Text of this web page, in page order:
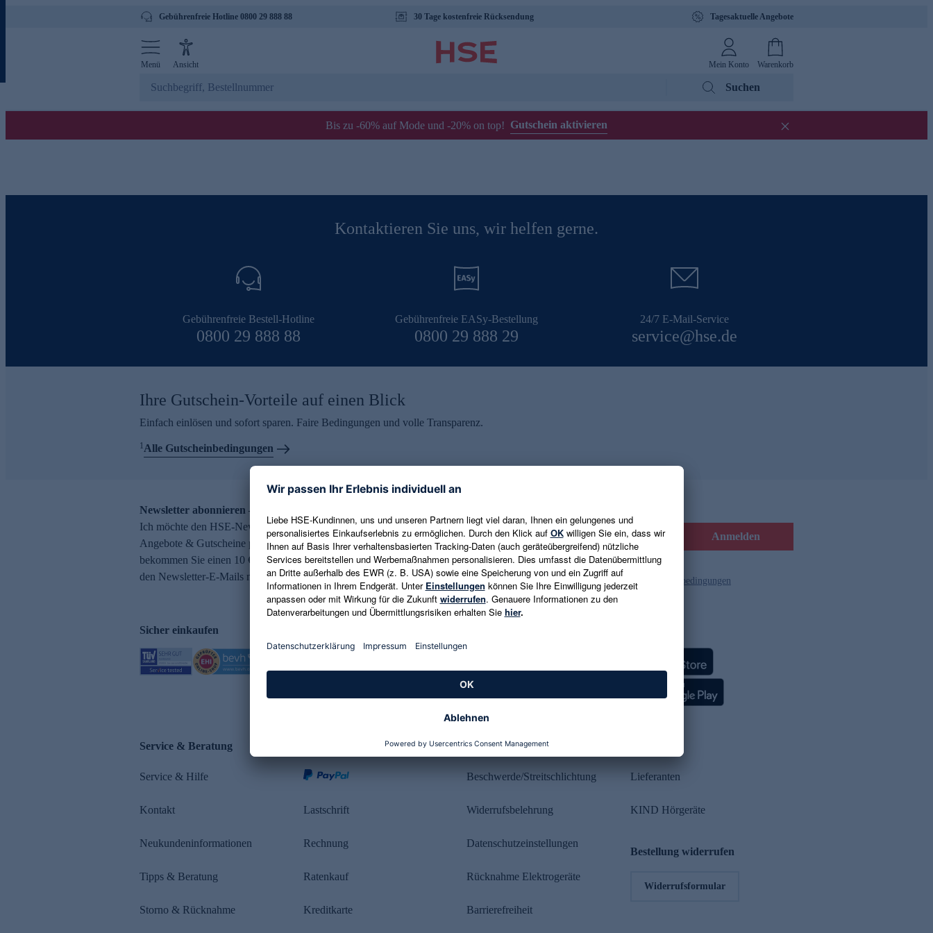
Gebührenfreie Hotline 0800 29 888 88 30 Tage kostenfreie Rücksendung Tagesaktuelle Angebote
Menü Ansicht Mein Konto Warenkorb
Suchen
Bis zu -60% auf Mode und -20% on top! Gutschein aktivieren
Kontaktieren Sie uns, wir helfen gerne.
Gebührenfreie Bestell-Hotline
0800 29 888 88
Gebührenfreie EASy-Bestellung
0800 29 888 29
24/7 E-Mail-Service
service@hse.de
Ihre Gutschein-Vorteile auf einen Blick
Einfach einlösen und sofort sparen. Faire Bedingungen und volle Transparenz.
1Alle Gutscheinbedingungen
Newsletter abonnieren – 10 € Gutschein erhalten
Ich möchte den HSE-Newsletter abonnieren und aktuelle Trends,
Angebote & Gutscheine per E-Mail erhalten. Als Dankeschön
bekommen Sie einen 10 € Gutschein. Eine Abmeldung ist jederzeit in
den Newsletter-E-Mails möglich.
E-Mail-Adresse eingeben Anmelden
Es gelten die Datenschutzrichtlinien und die Gutscheinbedingungen
Sicher einkaufen
Service & Beratung
Service & Hilfe
Kontakt
Neukundeninformationen
Tipps & Beratung
Storno & Rücknahme
Lastschrift
Rechnung
Ratenkauf
Kreditkarte
Rechtliches
Beschwerde/Streitschlichtung
Widerrufsbelehrung
Datenschutzeinstellungen
Rücknahme Elektrogeräte
Barrierefreiheit
Lieferanten
KIND Hörgeräte
Bestellung widerrufen
Widerrufsformular